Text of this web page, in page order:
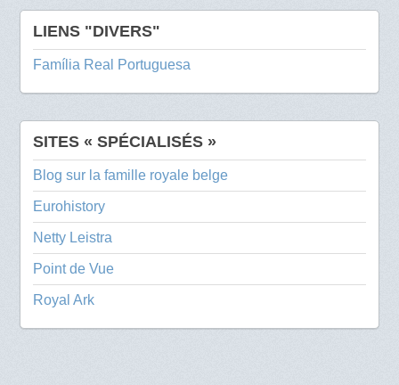
LIENS "DIVERS"
Família Real Portuguesa
SITES « SPÉCIALISÉS »
Blog sur la famille royale belge
Eurohistory
Netty Leistra
Point de Vue
Royal Ark